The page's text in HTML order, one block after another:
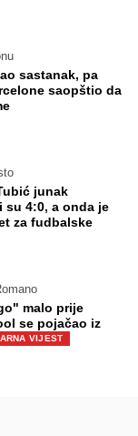
sastanak, pa
saopštio da
junak
su 4:0, a onda je
za fudbalske
malo prije
se pojačao iz
VIJEST